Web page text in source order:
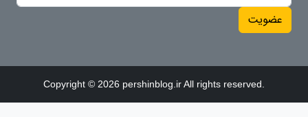
عضویت
Copyright © 2026 pershinblog.ir All rights reserved.